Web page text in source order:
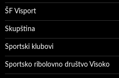
ŠF Visport
Skupština
Sportski klubovi
Sportsko ribolovno društvo Visoko